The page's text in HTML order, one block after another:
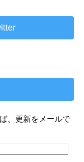
、更新をメールで